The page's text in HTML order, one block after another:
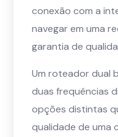
conexão com a
navegar em uma
garantia de
Um roteador dual
duas frequências
opções distintas
qualidade de uma